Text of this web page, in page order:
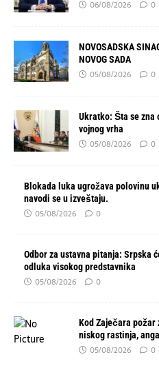
06/08/2026 0
NOVOSADSKA
NOVOG SADA
05/08/2026 0
Ukratko: Šta se
vojnog vrha
05/08/2026 0
Blokada luka ugrožava polovinu
navodi se u izveštaju.
05/08/2026 0
Odbor za ustavna pitanja: Srpska
odluka visokog predstavnika
05/08/2026 0
Kod Zaječara požar
niskog rastinja,
05/08/2026 0